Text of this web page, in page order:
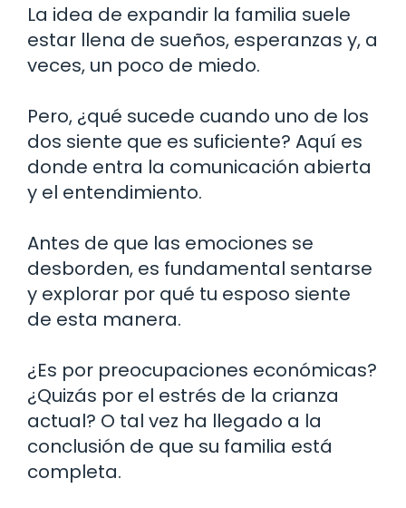
La idea de expandir la familia suele
estar llena de sueños, esperanzas y, a
veces, un poco de miedo.
Pero, ¿qué sucede cuando uno de los
dos siente que es suficiente? Aquí es
donde entra la comunicación abierta
y el entendimiento.
Antes de que las emociones se
desborden, es fundamental sentarse
y explorar por qué tu esposo siente
de esta manera.
¿Es por preocupaciones económicas?
¿Quizás por el estrés de la crianza
actual? O tal vez ha llegado a la
conclusión de que su familia está
completa.